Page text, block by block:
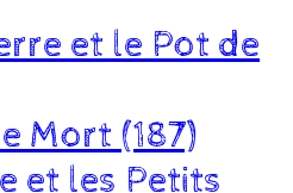
et le Pot de
Mort (187)
et les Petits